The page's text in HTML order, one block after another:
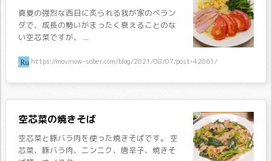
真夏の強烈な西日に炙られる我が家のベラン
ダで、成長の勢いがまったく衰えることのな
い空芯菜ですが、 ...
https://movinow-sober.com/blog/2021/08/07/post-42861/
空芯菜の焼きそば
空芯菜と豚バラ肉を使った焼きそばです。 空
芯菜、豚バラ肉、ニンニク、唐辛子、焼きそ